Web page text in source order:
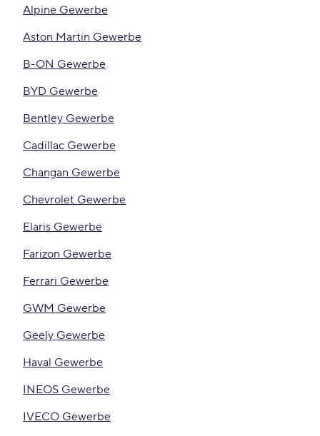
Alpine Gewerbe
Aston Martin Gewerbe
B-ON Gewerbe
BYD Gewerbe
Bentley Gewerbe
Cadillac Gewerbe
Changan Gewerbe
Chevrolet Gewerbe
Elaris Gewerbe
Farizon Gewerbe
Ferrari Gewerbe
GWM Gewerbe
Geely Gewerbe
Haval Gewerbe
INEOS Gewerbe
IVECO Gewerbe